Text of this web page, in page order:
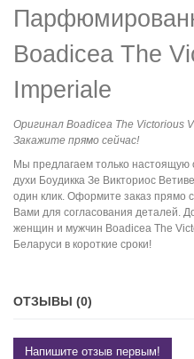
Boadicea The
Imperiale
Оригинал Boadicea The Victorious
Закажите прямо сейчас!
Мы предлагаем только
духи Боудикка Зе Викториос
один клик. Оформите заказ прямо
Вами для согласования деталей.
женщин и мужчин Boadicea The
Беларуси в короткие сроки!
ОТЗЫВЫ (0)
Напишите отзыв первым!